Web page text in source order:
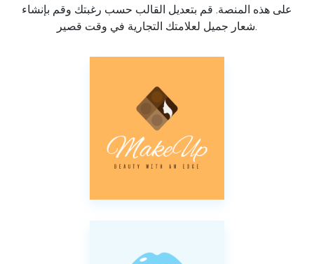
على هذه المنصة. قم بتعديل القالب حسب رغبتك وقم بإنشاء
شعار جميل لعلامتك التجارية في وقت قصير.